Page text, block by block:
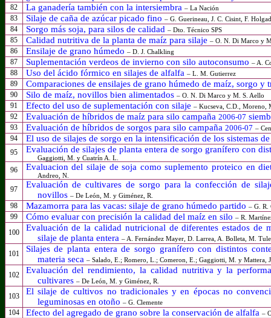
82 La ganadería también con la intersiembra – La Nación
83 Silaje de caña de azúcar picado fino – G. Guerineau, J. C. Cisint, F.
84 Sorgo más soja, para silos de calidad – Dto. Técnico SPS
85 Calidad nutritiva de la planta de maíz para silaje – O. N. Di Marco y
86 Ensilaje de grano húmedo – D. J. Chalkling
87 Suplementación verdeos de invierno con silo autoconsumo – A.
88 Uso del ácido fórmico en silajes de alfalfa – L. M. Gutierrez
89 Comparaciones de ensilajes de grano húmedo de maíz, sorgo
90 Silo de maíz, novillos bien alimentados – O. N. Di Marco y M. S. Aello
91 Efecto del uso de suplementación con silaje – Kucseva, C.D., Moreno,
92 Evaluación de híbridos de maíz para silo campaña 2006-07
93 Evaluación de híbridos de sorgos para silo campaña 2006-07 –
94 El uso de silajes de sorgo en la intensificación de los sistemas
95 Evaluación de silajes de planta entera de sorgo granífero con
Gaggiotti, M. y Cuatrín A. L.
96 Evaluacion del silaje de soja como suplemento proteico en
Andreo, N.
97
Evaluación de cultivares de sorgo para la confección de
novillos – De León, M. y Giménez, R.
98 Mazamorra para las vacas: silaje de grano húmedo partido – G. R.
99 Cómo evaluar con precisión la calidad del maíz en silo – R.
100
Evaluación de la calidad nutricional de diferentes estados
silaje de planta entera – A. Fernández Mayer, D. Larrea, A. Bolleta, M.
101
Silajes de planta entera de sorgo granífero con distintos
materia seca – Salado, E.; Romero, L.; Comeron, E.; Gaggiotti, M. y Mattera,
102
Evaluación del rendimiento, la calidad nutritiva y la
cultivares – De León, M. y Giménez, R.
103
El silaje de cultivos no tradicionales y en épocas no
leguminosas en otoño – G. Clemente
104 Efecto del agregado de grano sobre la conservación de alfalfa –